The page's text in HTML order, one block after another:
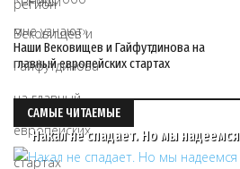
Наши Вековищев и Гайфутдинова на
главный европейских стартах
САМЫЕ ЧИТАЕМЫЕ
Накал не спадает. Но мы надеемся